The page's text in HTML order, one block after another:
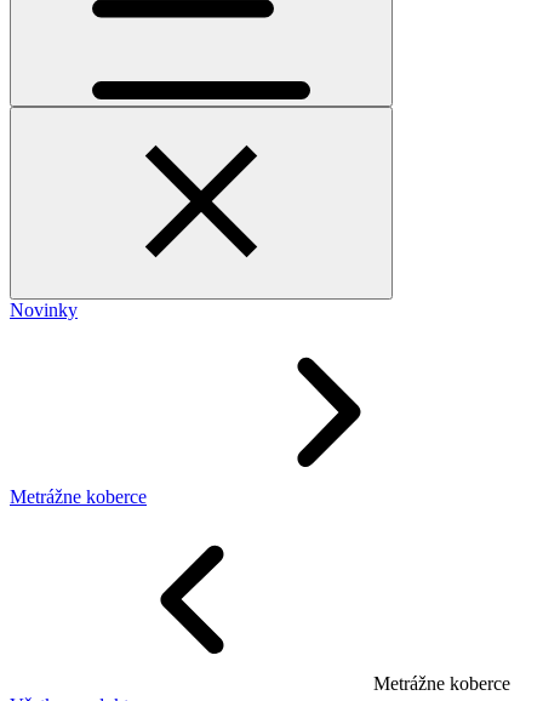
Novinky
Metrážne koberce
Metrážne koberce